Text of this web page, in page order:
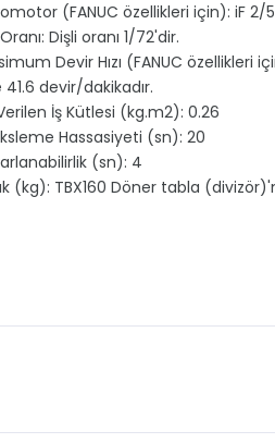
(FANUC özellikleri için): iF 2/
Dişli oranı 1/72'dir.
Devir Hızı (FANUC özellikleri
devir/dakikadır.
İş Kütlesi (kg.m2): 0.26
Hassasiyeti (sn): 20
(sn): 4
(kg): TBX160 Döner tabla